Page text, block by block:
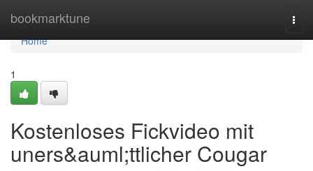
bookmarktune
Home
Home
1
Kostenloses Fickvideo mit
uners&auml;ttlicher Cougar